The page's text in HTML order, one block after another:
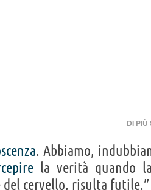
DI PIÙ
. Abbiamo,
la verità quando
cervello, risulta futile.”